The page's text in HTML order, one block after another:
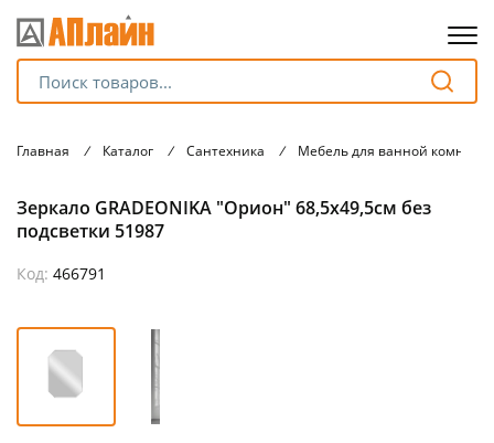
Главная / Каталог / Сантехника / Мебель для ванной комнаты
Зеркало GRADEONIKA "Орион" 68,5х49,5см без
подсветки 51987
Код: 466791
оплатуна части
без переплат
График платежей
25%